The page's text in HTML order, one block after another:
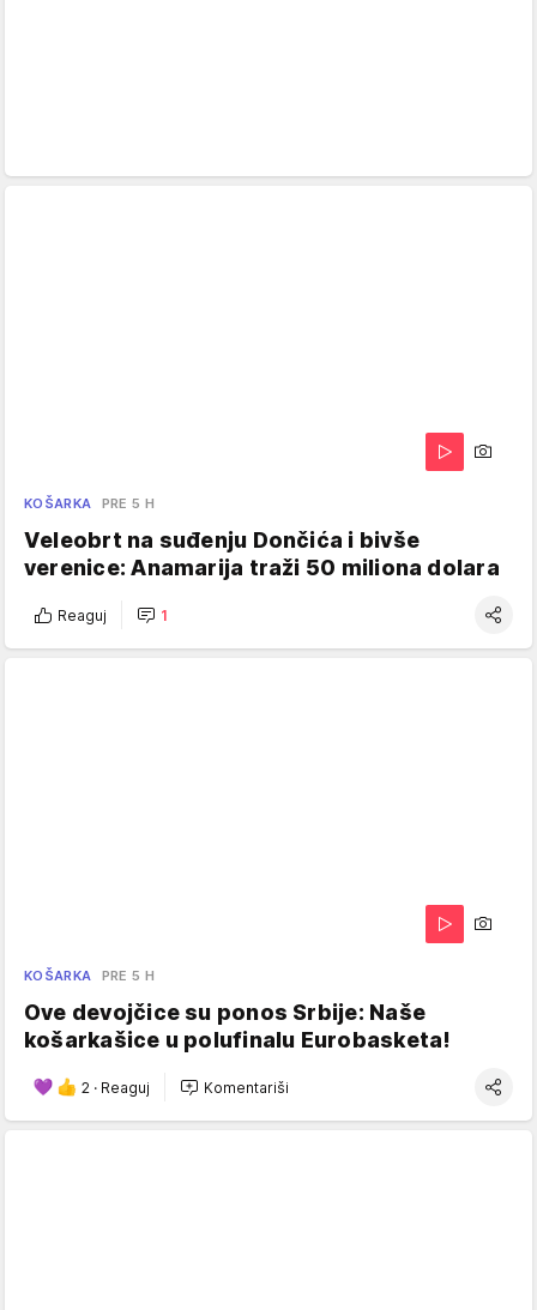
KOŠARKA PRE 5 H
Veleobrt na suđenju Dončića i bivše
verenice: Anamarija traži 50 miliona dolara
Reaguj 1
KOŠARKA PRE 5 H
Ove devojčice su ponos Srbije: Naše
košarkašice u polufinalu Eurobasketa!
2 · Reaguj Komentariši